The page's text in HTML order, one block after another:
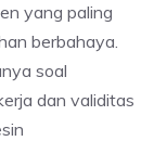
yang paling
berbahaya.
soal
dan validitas